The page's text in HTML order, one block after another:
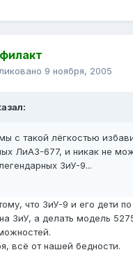
9 ноября, 2005
с такой лёгкостью
ЛиАЗ-677, и никак не
ЗиУ-9...
что ЗиУ-9 и его дети
ЗиУ, а делать модель
всё от нашей бедности.